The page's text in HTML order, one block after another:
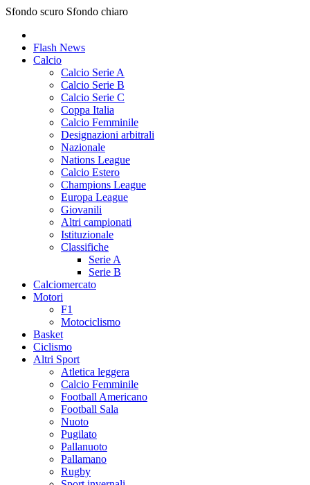
Sfondo scuro Sfondo chiaro
Flash News
Calcio
Calcio Serie A
Calcio Serie B
Calcio Serie C
Coppa Italia
Calcio Femminile
Designazioni arbitrali
Nazionale
Nations League
Calcio Estero
Champions League
Europa League
Giovanili
Altri campionati
Istituzionale
Classifiche
Serie A
Serie B
Calciomercato
Motori
F1
Motociclismo
Basket
Ciclismo
Altri Sport
Atletica leggera
Calcio Femminile
Football Americano
Football Sala
Nuoto
Pugilato
Pallanuoto
Pallamano
Rugby